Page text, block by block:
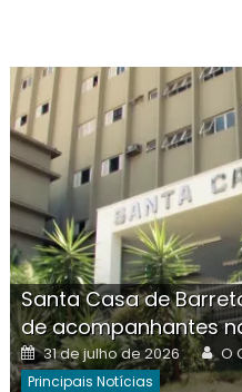
Santa Casa de
de acompanhantes
Posted
on
31 de julho de 2026 O
Principais Notícias